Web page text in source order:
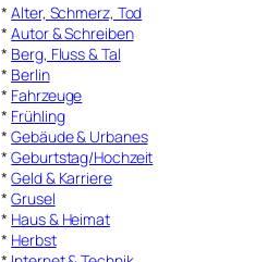
*Alter, Schmerz, Tod
*Autor & Schreiben
* Berg, Fluss & Tal
* Berlin
* Fahrzeuge
* Frühling
*Gebäude & Urbanes
*Geburtstag/Hochzeit
*Geld & Karriere
*Grusel
* Haus & Heimat
* Herbst